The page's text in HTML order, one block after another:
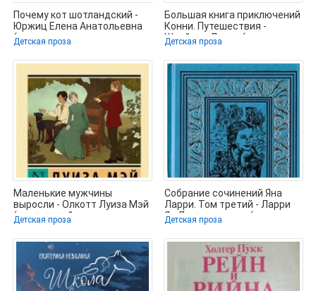
Почему кот шотландский -
Юржиц Елена Анатольевна
(читать книги полностью
без
Детская проза
Большая книга приключений
Конни. Путешествия -
Шнайдер Лиана (читаем
полную
Детская проза
Маленькие мужчины
выросли - Олкотт Луиза Мэй
(книги онлайн полные
версии
Детская проза
Собрание сочинений Яна
Ларри. Том третий - Ларри
Ян Леопольдович (мир
Детская проза